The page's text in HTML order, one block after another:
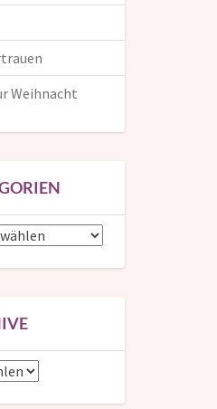
dann eine
neuer Beitrag erscheint.
)Namen verrätst, kann
Weihnacht